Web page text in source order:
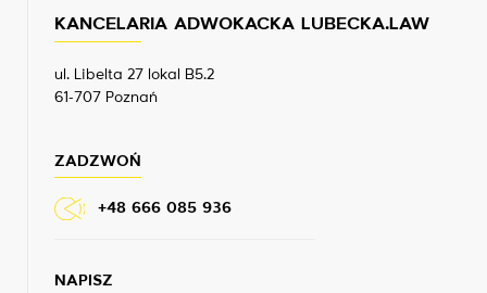
KANCELARIA ADWOKACKA LUBECKA.LAW
ul. Libelta 27 lokal B5.2
61-707 Poznań
ZADZWOŃ
+48 666 085 936
NAPISZ